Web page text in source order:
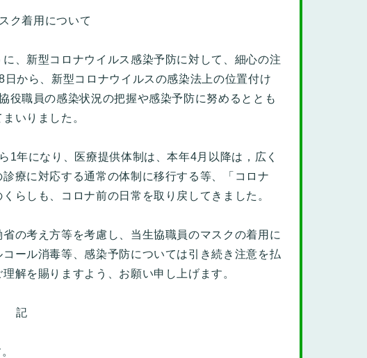
ク着用について
、新型コロナウイルス感染予防に対して、細心の注
から、新型コロナウイルスの感染法上の位置付け
役職員の感染状況の把握や感染予防に努めるととも
いりました。
1年になり、医療提供体制は、本年4月以降は，広く
療に対応する通常の体制に移行する等、「コロナ
らしも、コロナ前の日常を取り戻してきました。
の考え方等を考慮し、当生協職員のマスクの着用に
ール消毒等、感染予防については引き続き注意を払
解を賜りますよう、お願い申し上げます。
記